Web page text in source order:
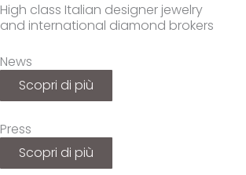
High class Italian designer jewelry
and international diamond brokers
News
Scopri di più
Press
Scopri di più